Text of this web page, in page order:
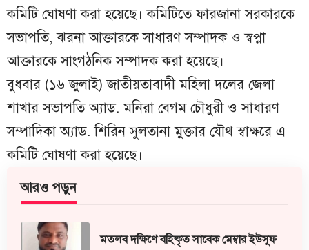
কমিটি ঘোষণা করা হয়েছে। কমিটিতে ফারজানা সরকারকে
সভাপতি, ঝরনা আক্তারকে সাধারণ সম্পাদক ও স্বপ্না
আক্তারকে সাংগঠনিক সম্পাদক করা হয়েছে।
বুধবার (১৬ জুলাই) জাতীয়তাবাদী মহিলা দলের জেলা
শাখার সভাপতি অ্যাড. মনিরা বেগম চৌধুরী ও সাধারণ
সম্পাদিকা অ্যাড. শিরিন সুলতানা মুক্তার যৌথ স্বাক্ষরে এ
কমিটি ঘোষণা করা হয়েছে।
আরও পড়ুন
মতলব দক্ষিণে বহিষ্কৃত সাবেক মেম্বার ইউসুফ